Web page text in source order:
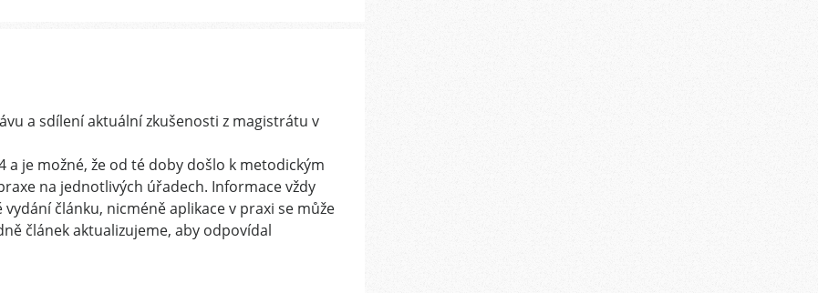
a sdílení aktuální zkušenosti z magistrátu v
a je možné, že od té doby došlo k metodickým
na jednotlivých úřadech. Informace vždy
článku, nicméně aplikace v praxi se může
článek aktualizujeme, aby odpovídal